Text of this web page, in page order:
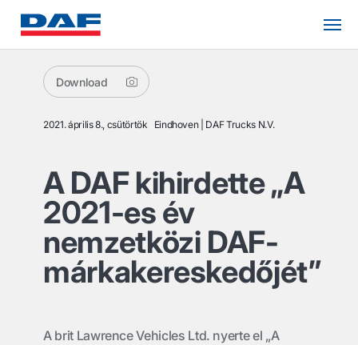
Download
2021. április 8., csütörtök Eindhoven DAF Trucks N.V.
A DAF kihirdette „A
2021-es év
nemzetközi DAF-
márkakereskedőjét”
A brit Lawrence Vehicles Ltd. nyerte el „A